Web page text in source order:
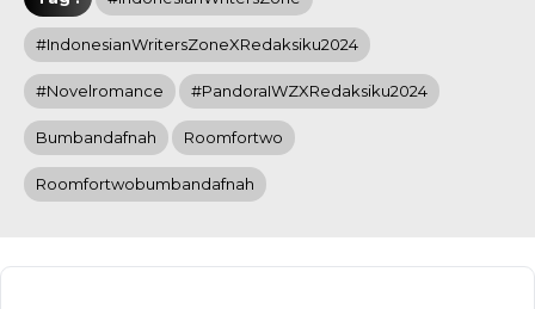
#IndonesianWritersZoneXRedaksiku2024
#novelromance #PandoraIWZXRedaksiku2024
Bumbandafnah Roomfortwo
Roomfortwobumbandafnah